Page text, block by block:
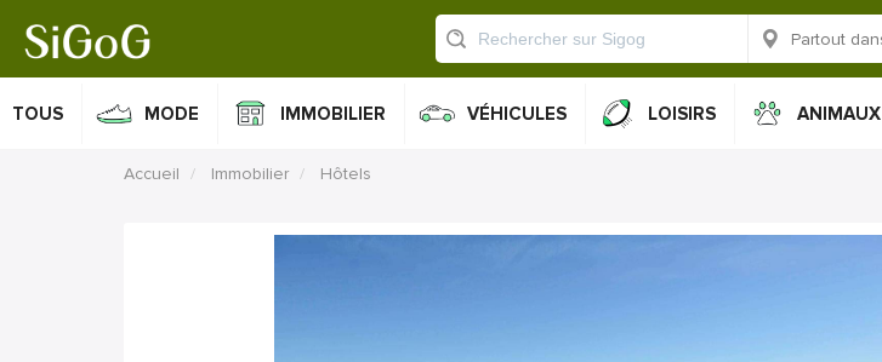
TOUS MODE IMMOBILIER VÉHICULES LOISIRS ANIMAUX
Accueil Immobilier Hôtels